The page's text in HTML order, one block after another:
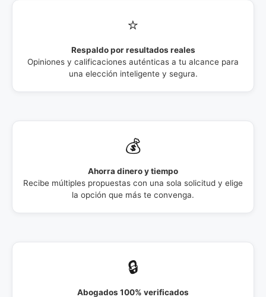
⭐
Respaldo por resultados reales
Opiniones y calificaciones auténticas a tu alcance para
una elección inteligente y segura.
💰
Ahorra dinero y tiempo
Recibe múltiples propuestas con una sola solicitud y elige
la opción que más te convenga.
🔒
Abogados 100% verificados